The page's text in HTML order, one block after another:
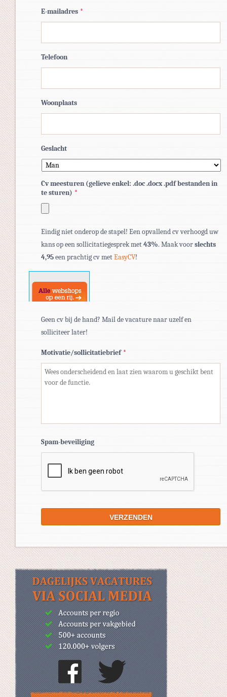
E-mailadres *
Telefoon
Woonplaats
Geslacht
Cv meesturen (gelieve enkel: .doc .docx .pdf bestanden in
te sturen) *
bestandstypen:
pdf,
doc,
docx.
Eindig niet onderop de stapel! Een opvallend cv verhoogd uw
kans op een sollicitatiegesprek met43%. Maak voorslechts
4,95een prachtig cv metEasyCV!
Geen cv bij de hand? Mail de vacature naar uzelf en
solliciteer later!
Motivatie/sollicitatiebrief *
Spam-beveiliging